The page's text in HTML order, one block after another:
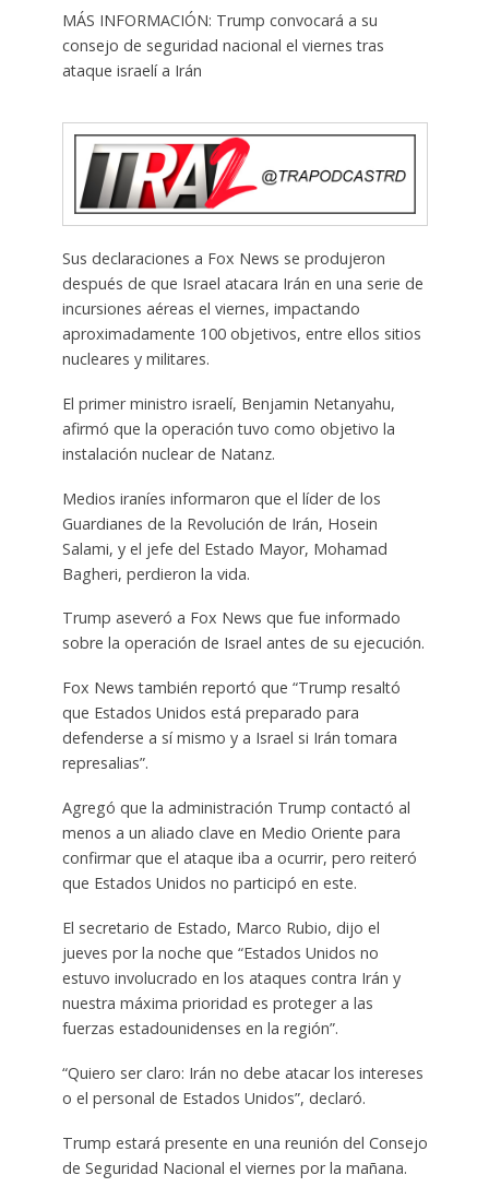
MÁS INFORMACIÓN: Trump convocará a su
consejo de seguridad nacional el viernes tras
ataque israelí a Irán
Sus declaraciones a Fox News se produjeron
después de que Israel atacara Irán en una serie de
incursiones aéreas el viernes, impactando
aproximadamente 100 objetivos, entre ellos sitios
nucleares y militares.
El primer ministro israelí, Benjamin Netanyahu,
afirmó que la operación tuvo como objetivo la
instalación nuclear de Natanz.
Medios iraníes informaron que el líder de los
Guardianes de la Revolución de Irán, Hosein
Salami, y el jefe del Estado Mayor, Mohamad
Bagheri, perdieron la vida.
Trump aseveró a Fox News que fue informado
sobre la operación de Israel antes de su ejecución.
Fox News también reportó que “Trump resaltó
que Estados Unidos está preparado para
defenderse a sí mismo y a Israel si Irán tomara
represalias”.
Agregó que la administración Trump contactó al
menos a un aliado clave en Medio Oriente para
confirmar que el ataque iba a ocurrir, pero reiteró
que Estados Unidos no participó en este.
El secretario de Estado, Marco Rubio, dijo el
jueves por la noche que “Estados Unidos no
estuvo involucrado en los ataques contra Irán y
nuestra máxima prioridad es proteger a las
fuerzas estadounidenses en la región”.
“Quiero ser claro: Irán no debe atacar los intereses
o el personal de Estados Unidos”, declaró.
Trump estará presente en una reunión del Consejo
de Seguridad Nacional el viernes por la mañana.